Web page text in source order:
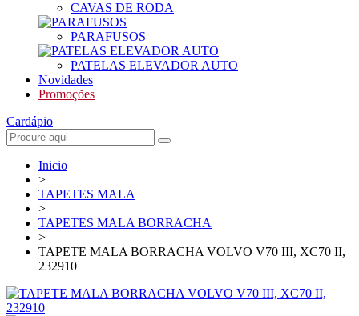
CAVAS DE RODA
PARAFUSOS
PATELAS ELEVADOR AUTO
Novidades
Promoções
Cardápio
Inicio
>
TAPETES MALA
>
TAPETES MALA BORRACHA
>
TAPETE MALA BORRACHA VOLVO V70 III, XC70 II,
232910